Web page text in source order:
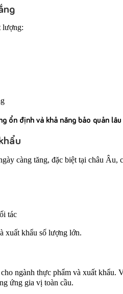
lượng:
ổn định và khả năng bảo quản lâu
càng tăng, đặc biệt tại châu
tác
xuất khẩu số lượng lớn.
ngành thực phẩm và xuất
ứng gia vị toàn cầu.